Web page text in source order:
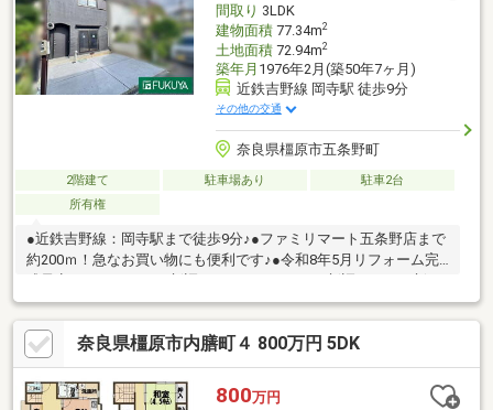
間取り 3LDK
建物面積77.34m2
土地面積72.94m2
築年月 1976年2月(築50年7ヶ月)
近鉄吉野線 岡寺駅 徒歩9分
その他の交通
奈良県橿原市五条野町
2階建て 駐車場あり
駐車2台
所有権
●近鉄吉野線：岡寺駅まで徒歩9分♪●ファミリマート五条野店まで
約200ｍ！急なお買い物にも便利です♪●令和8年5月リフォーム完
調、洗面台新調、サッシ入れ替え、玄関ドア入れ替え、エコキュ
ート新調、天井・壁のクロス新調、建具入れ替え、床クッション
フロア仕上げ、外壁塗装【前面・裏面】）
奈良県橿原市内膳町４ 800万円 5DK
800万円